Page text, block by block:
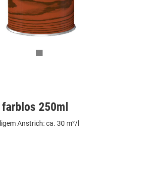
250ml
Anstrich: ca. 30 m²/l